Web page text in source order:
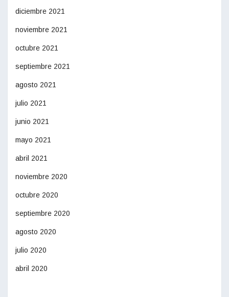
diciembre 2021
noviembre 2021
octubre 2021
septiembre 2021
agosto 2021
julio 2021
junio 2021
mayo 2021
abril 2021
noviembre 2020
octubre 2020
septiembre 2020
agosto 2020
julio 2020
abril 2020